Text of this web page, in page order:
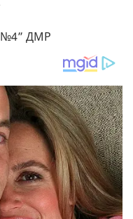
№4” ДМР